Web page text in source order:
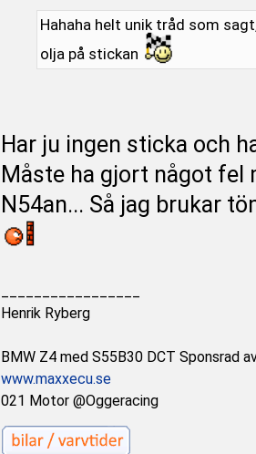
Hahaha helt unik tråd som
olja på stickan
Har ju ingen sticka och
Måste ha gjort något fel
N54an... Så jag brukar
Henrik Ryberg
BMW Z4 med S55B30 DCT Sponsrad
www.maxxecu.se
021 Motor @Oggeracing